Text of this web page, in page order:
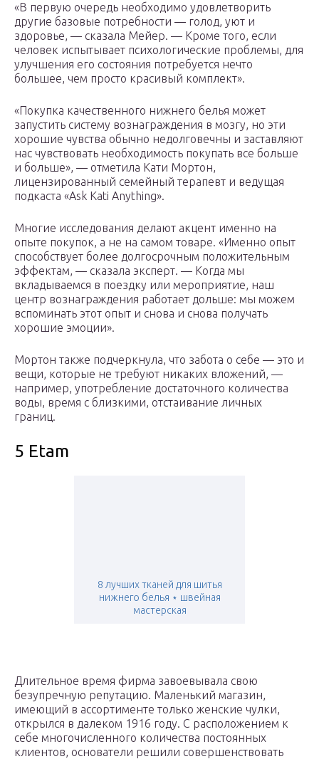
«В первую очередь необходимо удовлетворить
другие базовые потребности — голод, уют и
здоровье, — сказала Мейер. — Кроме того, если
человек испытывает психологические проблемы, для
улучшения его состояния потребуется нечто
большее, чем просто красивый комплект».
«Покупка качественного нижнего белья может
запустить систему вознаграждения в мозгу, но эти
хорошие чувства обычно недолговечны и заставляют
нас чувствовать необходимость покупать все больше
и больше», — отметила Кати Мортон,
лицензированный семейный терапевт и ведущая
подкаста «Ask Kati Anything».
Многие исследования делают акцент именно на
опыте покупок, а не на самом товаре. «Именно опыт
способствует более долгосрочным положительным
эффектам, — сказала эксперт. — Когда мы
вкладываемся в поездку или мероприятие, наш
центр вознаграждения работает дольше: мы можем
вспоминать этот опыт и снова и снова получать
хорошие эмоции».
Мортон также подчеркнула, что забота о себе — это и
вещи, которые не требуют никаких вложений, —
например, употребление достаточного количества
воды, время с близкими, отстаивание личных
границ.
5 Etam
8 лучших тканей для шитья
нижнего белья ⋆ швейная
мастерская
Длительное время фирма завоевывала свою
безупречную репутацию. Маленький магазин,
имеющий в ассортименте только женские чулки,
открылся в далеком 1916 году. С расположением к
себе многочисленного количества постоянных
клиентов, основатели решили совершенствовать